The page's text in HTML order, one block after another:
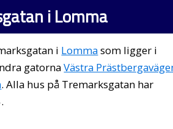
i Lomma
i Lommasom ligger i
gatornaVästra
. Alla hus på Tremarksgatan har